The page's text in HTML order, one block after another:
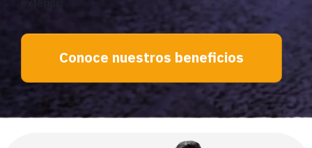
Conoce nuestros beneficios